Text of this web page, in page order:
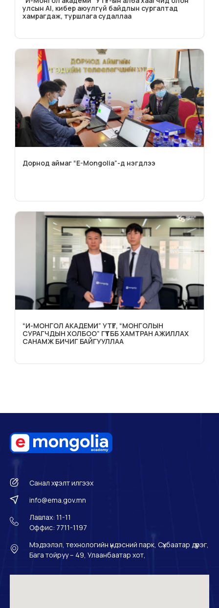
улсын AI, кибер аюулгүй байдлын сургалтад
хамрагдаж, туршлага судаллаа
Дорнод аймаг “E-Mongolia”-д нэгдлээ
“И-МОНГОЛ АКАДЕМИ” УТҮГ, “МОНГОЛЫН
СУРАГЧДЫН ХОЛБОО” ГҮТББ ХАМТРАН АЖИЛЛАХ
САНАМЖ БИЧИГ БАЙГУУЛЛАА
Санал хүсэлт илгээх
info@ema.gov.mn
Лавлах: 11-11
Оффис: 7711-1197
Мэдээлэл, технологийн үндэсний парк, Сүхбаатар дүүрэг,
Бага тойруу – 49, Улаанбаатар хот,